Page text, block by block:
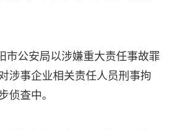
市公安局以涉嫌重大责任事故罪
涉事企业相关责任人员刑事拘
侦查中。